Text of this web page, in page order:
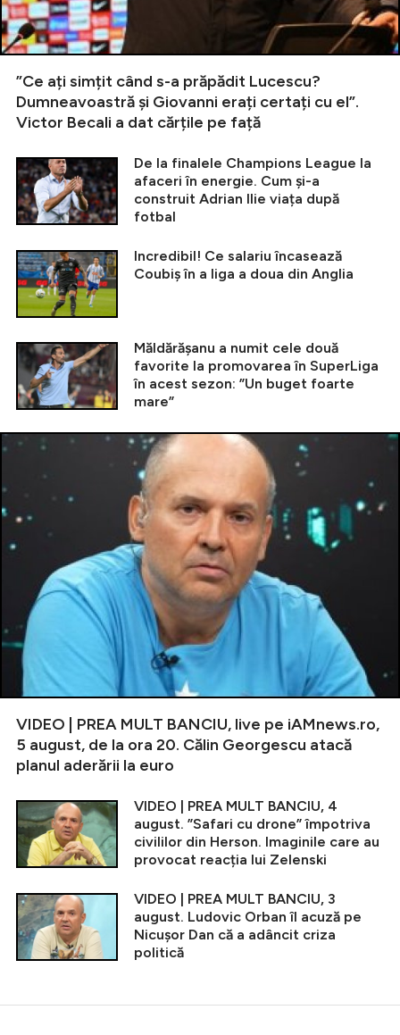
”Ce ați simțit când s-a prăpădit Lucescu?
Dumneavoastră și Giovanni erați certați cu el”.
Victor Becali a dat cărțile pe față
De la finalele Champions League la
afaceri în energie. Cum și-a
construit Adrian Ilie viața după
fotbal
Incredibil! Ce salariu încasează
Coubiș în a liga a doua din Anglia
Măldărășanu a numit cele două
favorite la promovarea în SuperLiga
în acest sezon: ”Un buget foarte
mare”
VIDEO | PREA MULT BANCIU, live pe iAMnews.ro,
5 august, de la ora 20. Călin Georgescu atacă
planul aderării la euro
VIDEO | PREA MULT BANCIU, 4
august. ”Safari cu drone” împotriva
civililor din Herson. Imaginile care au
provocat reacția lui Zelenski
VIDEO | PREA MULT BANCIU, 3
august. Ludovic Orban îl acuză pe
Nicușor Dan că a adâncit criza
politică